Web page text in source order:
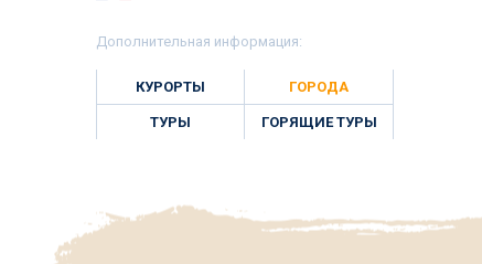
Дополнительная информация:
КУРОРТЫ ГОРОДА
ТУРЫ ГОРЯЩИЕ ТУРЫ